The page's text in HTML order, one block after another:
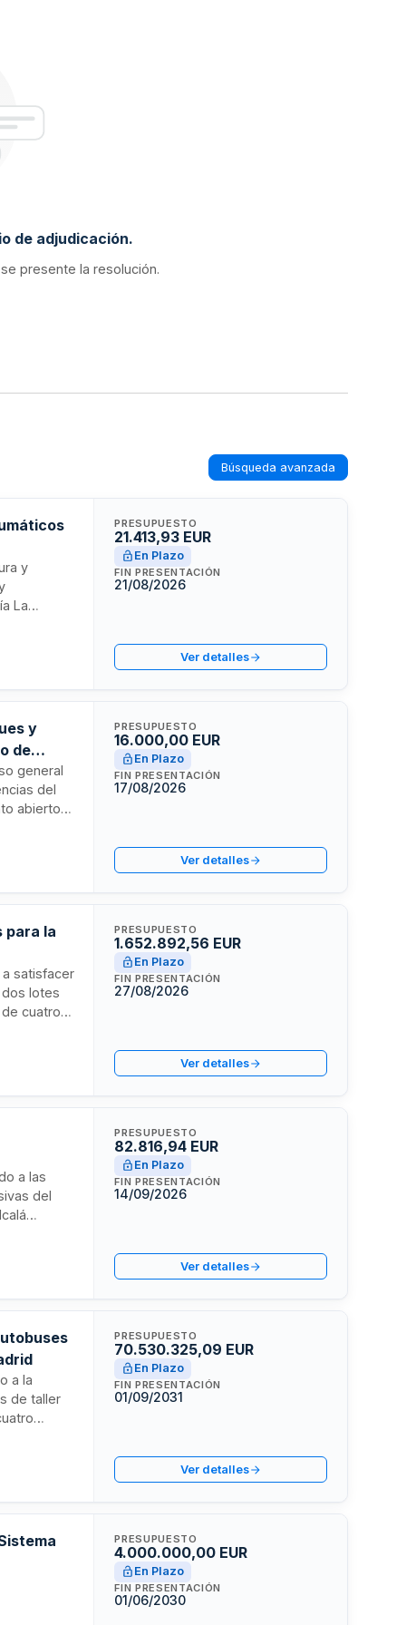
de adjudicación.
presente la resolución.
Búsqueda avanzada
y
La
PRESUPUESTO
21.413,93 EUR
En Plazo
FIN PRESENTACIÓN
21/08/2026
Ver detalles
y
de
general
del
abierto
PRESUPUESTO
16.000,00 EUR
En Plazo
FIN PRESENTACIÓN
17/08/2026
Ver detalles
para la
satisfacer
dos lotes
cuatro
PRESUPUESTO
1.652.892,56 EUR
En Plazo
FIN PRESENTACIÓN
27/08/2026
Ver detalles
a las
del
PRESUPUESTO
82.816,94 EUR
En Plazo
FIN PRESENTACIÓN
14/09/2026
Ver detalles
a la
de taller
PRESUPUESTO
70.530.325,09 EUR
En Plazo
FIN PRESENTACIÓN
01/09/2031
Ver detalles
PRESUPUESTO
4.000.000,00 EUR
En Plazo
FIN PRESENTACIÓN
01/06/2030